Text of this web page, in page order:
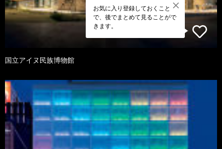
お気に入り登録しておくこと
で、後でまとめて見ることがで
きます。
国立アイヌ民族博物館